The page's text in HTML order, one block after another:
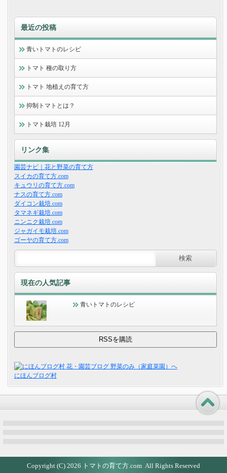
最近の投稿
青いトマトのレシピ
トマト 種の取り方
トマト 地植えの育て方
抑制トマトとは？
トマト栽培 12月
リンク集
園芸ナビ｜花と野菜の育て方
スイカの育て方.com
キュウリの育て方.com
ナスの育て方.com
ダイコン栽培.com
タマネギ栽培.com
ニンニク栽培.com
ジャガイモ栽培.com
ゴーヤの育て方.com
現在の人気記事
青いトマトのレシピ
にほんブログ村
Copyright (C) 2026 トマトの育て方.com All Rights Reserved